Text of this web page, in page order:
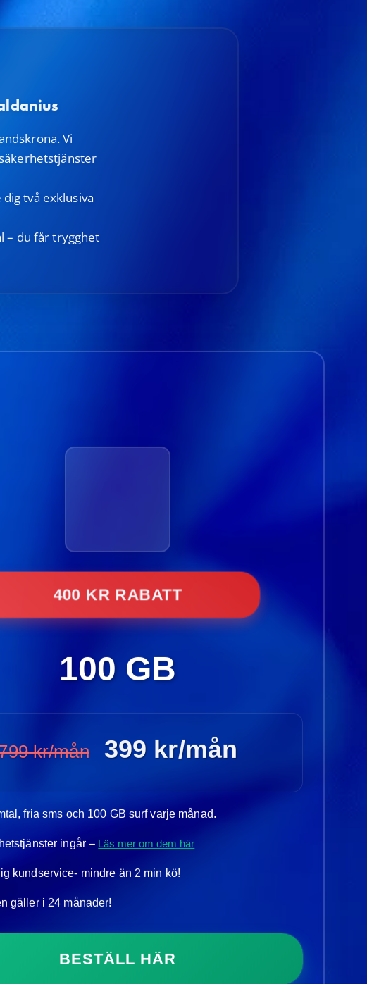
Vi
två exklusiva
– du får trygghet
400 KR RABATT
100 GB
kr/mån 399 kr/mån
fria sms och 100 GB surf varje månad.
ingår – Läs mer om dem här
kundservice- mindre än 2 min kö!
gäller i 24 månader!
BESTÄLL HÄR